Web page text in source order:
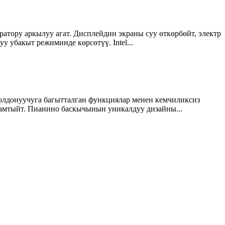
аркылуу агат. Дисплейдин экраны суу өткөрбөйт, электр
убакыт режиминде көрсөтүү. Intel...
багытталган функциялар менен кемчиликсиз
Пианино баскычынын уникалдуу дизайны...